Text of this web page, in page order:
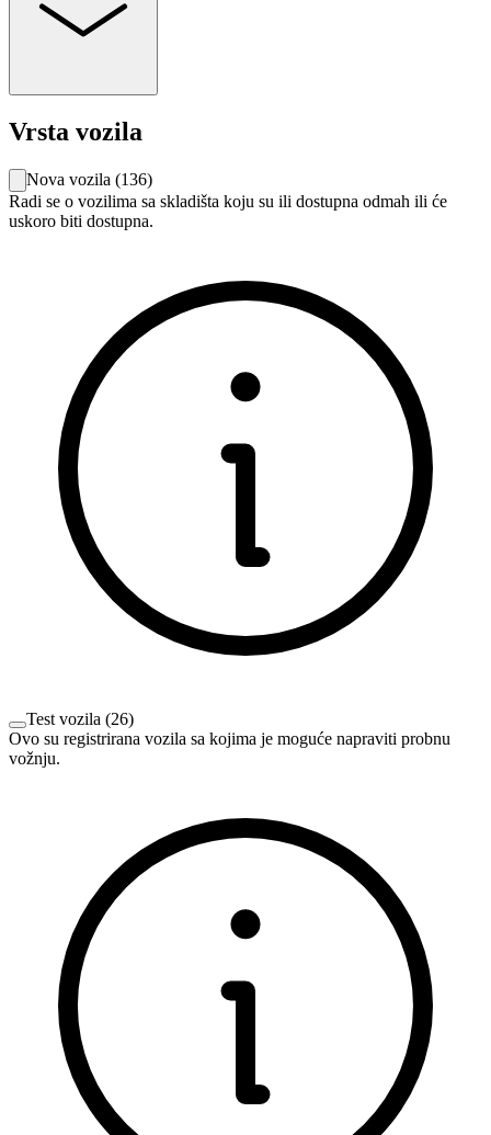
Vrsta vozila
Nova vozila (136)
Radi se o vozilima sa skladišta koju su ili dostupna odmah ili će
uskoro biti dostupna.
Test vozila (26)
Ovo su registrirana vozila sa kojima je moguće napraviti probnu
vožnju.